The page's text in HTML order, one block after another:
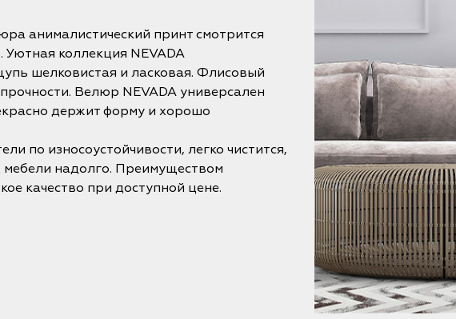
анималистический принт смотрится
Уютная коллекция NEVADA
шелковистая и ласковая. Флисовый
Велюр NEVADA универсален
держит форму и хорошо
по износоустойчивости, легко чистится,
мебели надолго. Преимуществом
качество при доступной цене.